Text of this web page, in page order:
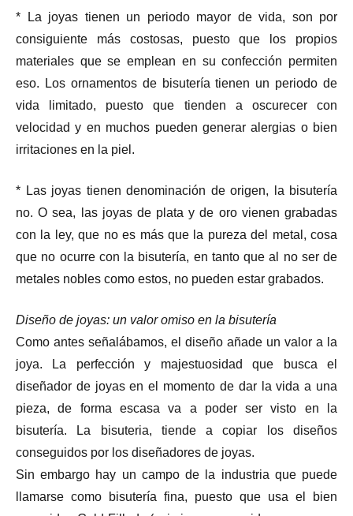
* La joyas tienen un periodo mayor de vida, son por
consiguiente más costosas, puesto que los propios
materiales que se emplean en su confección permiten
eso. Los ornamentos de bisutería tienen un periodo de
vida limitado, puesto que tienden a oscurecer con
velocidad y en muchos pueden generar alergias o bien
irritaciones en la piel.
* Las joyas tienen denominación de origen, la bisutería
no. O sea, las joyas de plata y de oro vienen grabadas
con la ley, que no es más que la pureza del metal, cosa
que no ocurre con la bisutería, en tanto que al no ser de
metales nobles como estos, no pueden estar grabados.
Diseño de joyas: un valor omiso en la bisutería
Como antes señalábamos, el diseño añade un valor a la
joya. La perfección y majestuosidad que busca el
diseñador de joyas en el momento de dar la vida a una
pieza, de forma escasa va a poder ser visto en la
bisutería. La bisuteria, tiende a copiar los diseños
conseguidos por los diseñadores de joyas.
Sin embargo hay un campo de la industria que puede
llamarse como bisutería fina, puesto que usa el bien